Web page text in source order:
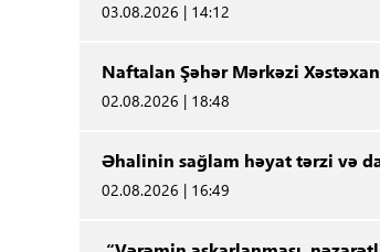
03.08.2026 | 14:12
Naftalan Şəhər Mərkəzi
02.08.2026 | 18:48
Əhalinin sağlam həyat tərzi və
02.08.2026 | 16:49